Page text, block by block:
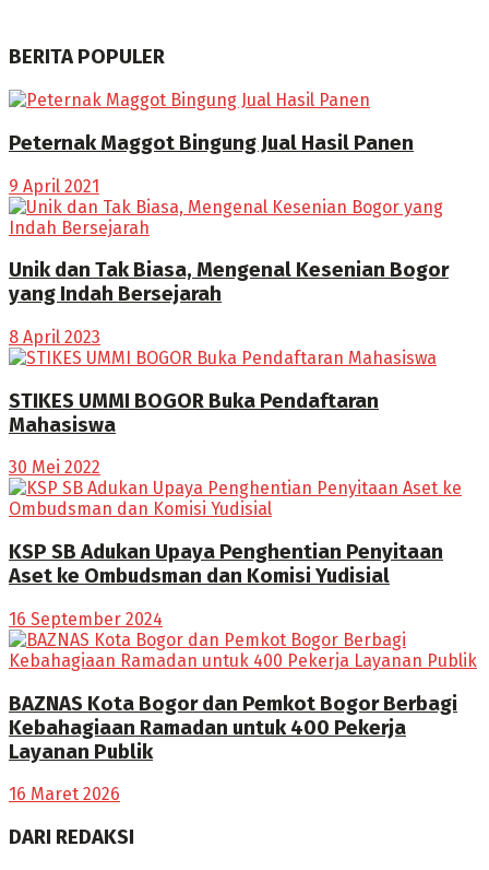
BERITA POPULER
Peternak Maggot Bingung Jual Hasil Panen
9 April 2021
Unik dan Tak Biasa, Mengenal Kesenian Bogor
yang Indah Bersejarah
8 April 2023
STIKES UMMI BOGOR Buka Pendaftaran
Mahasiswa
30 Mei 2022
KSP SB Adukan Upaya Penghentian Penyitaan
Aset ke Ombudsman dan Komisi Yudisial
16 September 2024
BAZNAS Kota Bogor dan Pemkot Bogor Berbagi
Kebahagiaan Ramadan untuk 400 Pekerja
Layanan Publik
16 Maret 2026
DARI REDAKSI